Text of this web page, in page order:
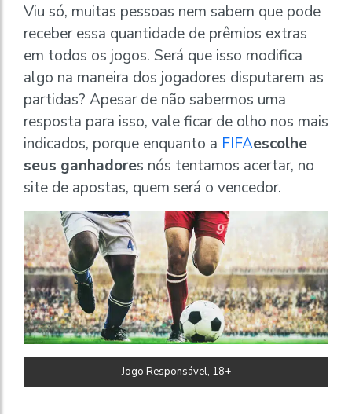
Viu só, muitas pessoas nem sabem que pode
receber essa quantidade de prêmios extras
em todos os jogos. Será que isso modifica
algo na maneira dos jogadores disputarem as
partidas? Apesar de não sabermos uma
resposta para isso, vale ficar de olho nos mais
indicados, porque enquanto a FIFAescolhe
seus ganhadores nós tentamos acertar, no
site de apostas, quem será o vencedor.
Jogo Responsável, 18+